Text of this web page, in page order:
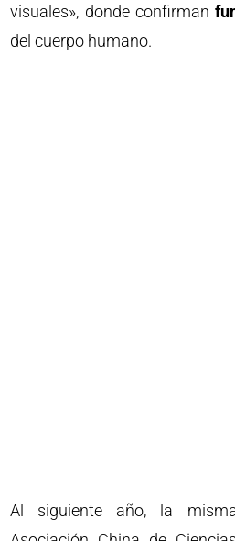
visuales», donde confirman
del cuerpo humano.
Al siguiente año, la